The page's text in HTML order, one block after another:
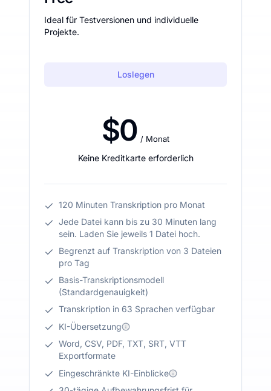
Ideal für Testversionen und individuelle
Projekte.
Loslegen
$0 / Monat
Keine Kreditkarte erforderlich
120 Minuten Transkription pro Monat
Jede Datei kann bis zu 30 Minuten lang
sein. Laden Sie jeweils 1 Datei hoch.
Begrenzt auf Transkription von 3 Dateien
pro Tag
Basis-Transkriptionsmodell
(Standardgenauigkeit)
Transkription in 63 Sprachen verfügbar
KI-Übersetzung
Word, CSV, PDF, TXT, SRT, VTT
Exportformate
Eingeschränkte KI-Einblicke